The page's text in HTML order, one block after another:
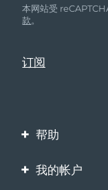
本网站受
款。
帮助
联系我们
我的帐户